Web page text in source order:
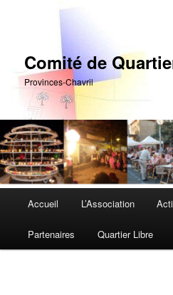
Comité de
Provinces-Chavril
principal
Accueil L’Association
Partenaires Quartier Libre